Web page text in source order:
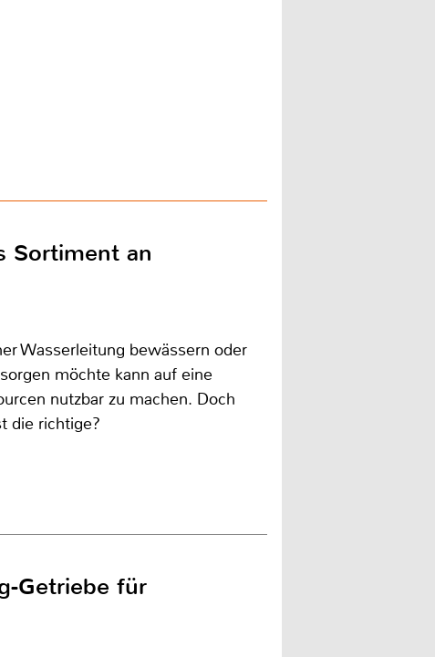
Sortiment an
Wasserleitung bewässern oder
möchte kann auf eine
nutzbar zu machen. Doch
die richtige?
Getriebe für